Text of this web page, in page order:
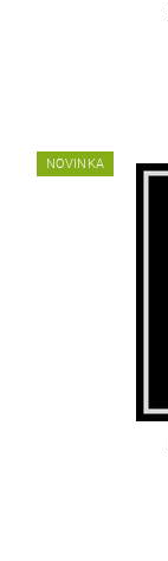
NOVINKA